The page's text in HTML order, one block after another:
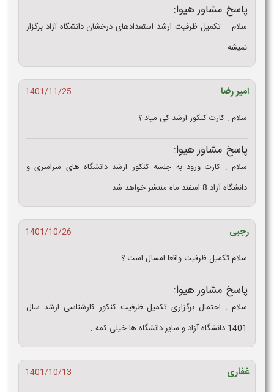
پاسخ مشاور هیوا:
سلام . تکمیل ظرفیت ارشد استعدادهای درخشان دانشگاه آزاد برگزار
نمیشه .
امیر رضا
1401/11/25
سلام . کارت کنکور ارشد کی میاد ؟
پاسخ مشاور هیوا:
سلام . کارت ورود به جلسه کنکور ارشد دانشگاه های سراسری و
دانشگاه آزاد 8 اسفند ماه منتشر خواهد شد .
رجبی
1401/10/26
سلام تکمیل ظرفیت واقعا امسال است ؟
پاسخ مشاور هیوا:
سلام . احتمال برگزاری تکمیل ظرفیت کنکور کارشناسی ارشد سال
1401 دانشگاه آزاد و سایر دانشگاه ها خیلی کمه .
غفاری
1401/10/13